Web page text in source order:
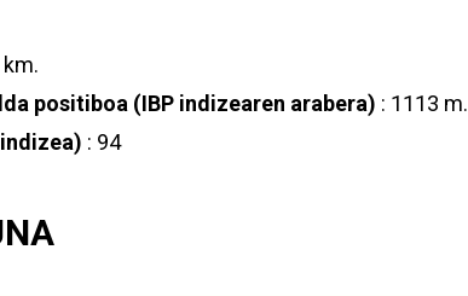
km.
positiboa (IBP indizearen arabera) : 1113 m.
: 94